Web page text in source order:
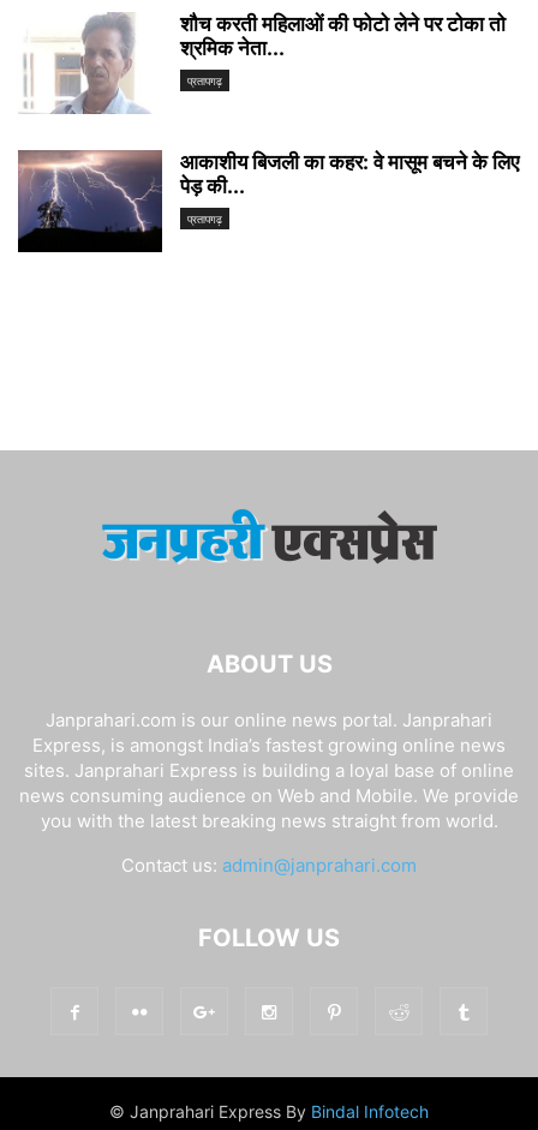
शौच करती महिलाओं की फोटो लेने पर टोका तो
श्रमिक नेता...
प्रतापगढ़
आकाशीय बिजली का कहर: वे मासूम बचने के लिए
पेड़ की...
प्रतापगढ़
ABOUT US
Janprahari.com is our online news portal. Janprahari
Express, is amongst India’s fastest growing online news
sites. Janprahari Express is building a loyal base of online
news consuming audience on Web and Mobile. We provide
you with the latest breaking news straight from world.
Contact us: admin@janprahari.com
FOLLOW US
© Janprahari Express By Bindal Infotech